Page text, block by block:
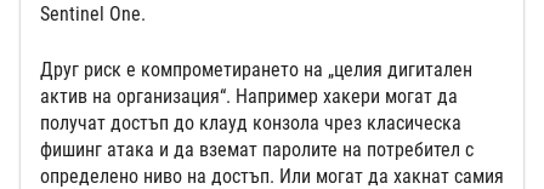
Sentinel One.
Друг риск е компрометирането на „целия дигитален
актив на организация“. Например хакери могат да
получат достъп до клауд конзола чрез класическа
фишинг атака и да вземат паролите на потребител с
определено ниво на достъп. Или могат да хакнат самия